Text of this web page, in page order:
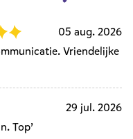
05 aug. 2026
Vriendelijke
29 jul. 2026
Top’